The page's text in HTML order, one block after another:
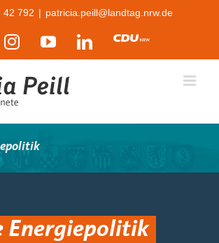
42 792 | patricia.peill@landtag.nrw.de
InstagramYouTubeLinkedIn
CDU
Energiepolitik